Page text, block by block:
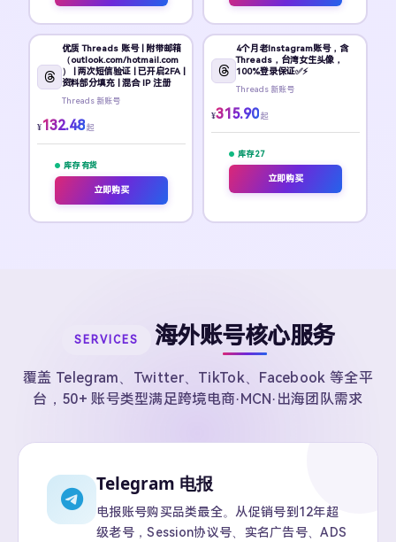
优质 Threads 账号 | 附带邮箱
（outlook.com/hotmail.com
） | 两次短信验证 | 已开启2FA |
资料部分填充 | 混合 IP 注册
Threads 新账号
¥132.48 起
库存 有货
立即购买
4个月老Instagram账号，含
Threads，台湾女生头像，
100%登录保证✅⚡
Threads 新账号
¥315.90 起
库存 27
立即购买
SERVICES 海外账号核心服务
覆盖 Telegram、Twitter、TikTok、Facebook 等全平
台，50+ 账号类型满足跨境电商·MCN·出海团队需求
Telegram 电报
电报账号购买品类最全。从促销号到12年超
级老号，Session协议号、实名广告号、ADS